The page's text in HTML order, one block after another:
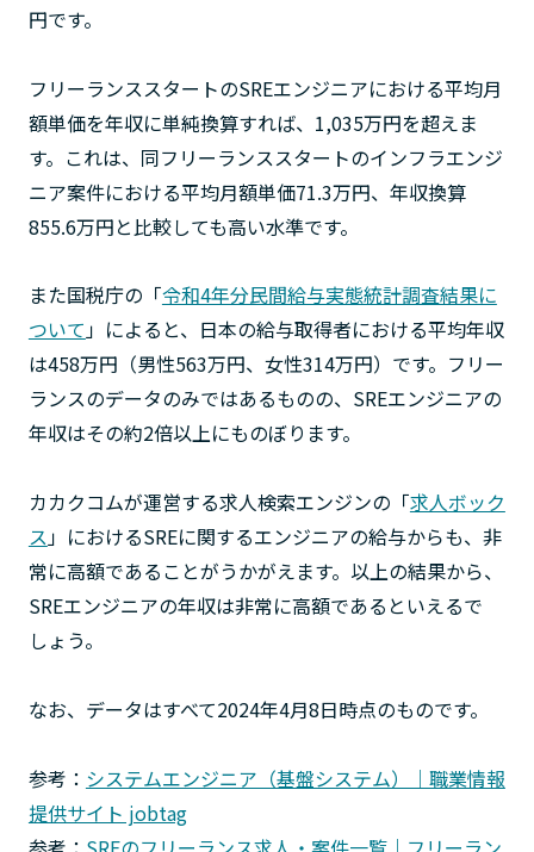
円です。
フリーランススタートのSREエンジニアにおける平均月
額単価を年収に単純換算すれば、1,035万円を超えま
す。これは、同フリーランススタートのインフラエンジ
ニア案件における平均月額単価71.3万円、年収換算
855.6万円と比較しても高い水準です。
また国税庁の「令和4年分民間給与実態統計調査結果に
ついて」によると、日本の給与取得者における平均年収
は458万円（男性563万円、女性314万円）です。フリー
ランスのデータのみではあるものの、SREエンジニアの
年収はその約2倍以上にものぼります。
カカクコムが運営する求人検索エンジンの「求人ボック
ス」におけるSREに関するエンジニアの給与からも、非
常に高額であることがうかがえます。以上の結果から、
SREエンジニアの年収は非常に高額であるといえるで
しょう。
なお、データはすべて2024年4月8日時点のものです。
参考： システムエンジニア（基盤システム）｜職業情報
提供サイト jobtag